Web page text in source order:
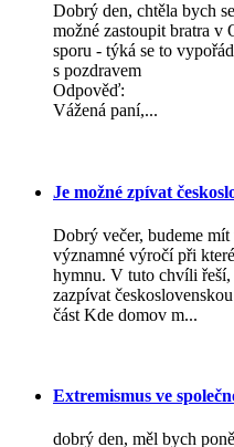
Dobrý den, chtěla bych
možné zastoupit bratra v
sporu - týká se to
s pozdravem
Odpověď:
Vážená paní,...
Je možné zpívat
Dobrý večer, budeme mít
významné výročí při
hymnu. V tuto chvíli řeší,
zazpívat
část Kde domov m...
Extremismus ve
dobrý den, měl bych